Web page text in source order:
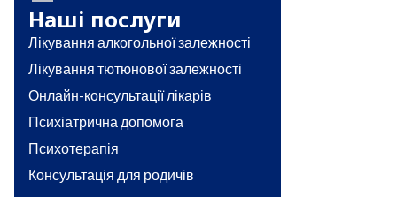
Наші послуги
Лікування алкогольної залежності
Лікування тютюнової залежності
Онлайн-консультації лікарів
Психіатрична допомога
Психотерапія
Консультація для родичів